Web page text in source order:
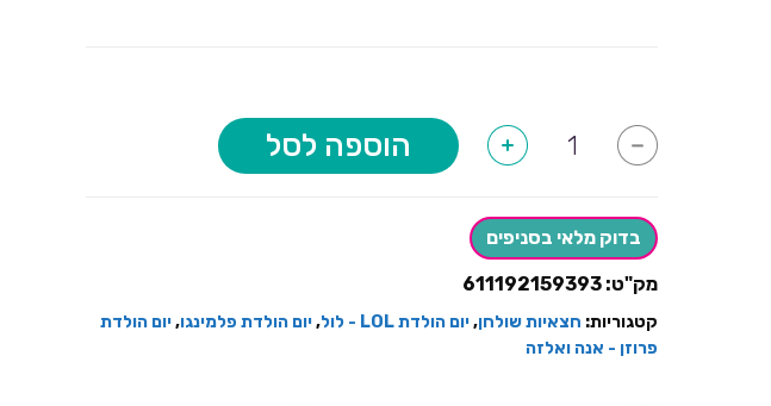
-
של
ורוד
פוקסיה
+ הוספה לסל
בדוק מלאי בסניפים
מק"ט: 611192159393
קטגוריות: חצאיות שולחן,יום הולדת LOL - לול ,יום הולדת פלמינגו,יום הולדת
פרוזן - אנה ואלזה